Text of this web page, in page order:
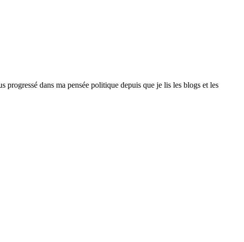
progressé dans ma pensée politique depuis que je lis les blogs et les